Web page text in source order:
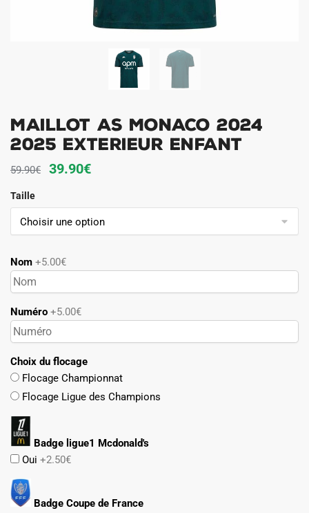
Maillot AS Monaco 2024
2025 Exterieur Enfant
59.90€
Le
initial
était :
39.90€Le
actuel
est :
Taille
Nom +5.00€
Numéro +5.00€
Choix du flocage
Flocage Championnat
Flocage Ligue des Champions
Badge ligue1 Mcdonald's
Oui +2.50€
Badge Coupe de France